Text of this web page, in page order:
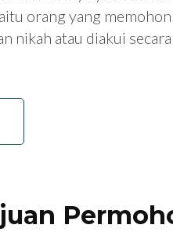
orang yang
nikah atau diakui